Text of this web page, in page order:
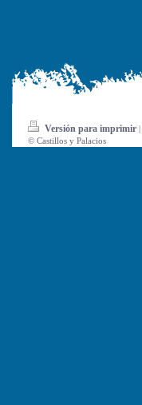
Versión para imprimir |
© Castillos y Palacios